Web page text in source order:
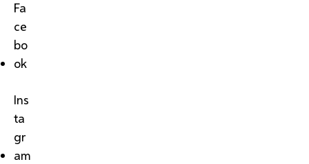
Fa
ce
bo
ok
Ins
ta
gr
am